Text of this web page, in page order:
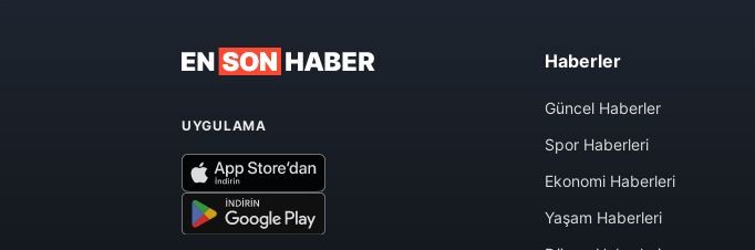
UYGULAMA
Haberler
Güncel Haberler
Spor Haberleri
Ekonomi Haberleri
Yaşam Haberleri